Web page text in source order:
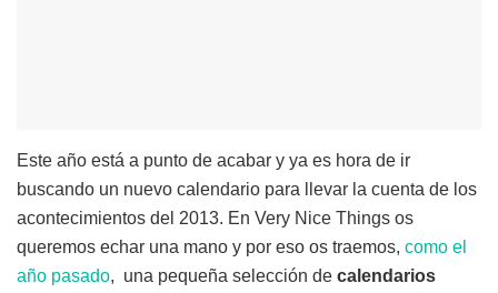
Este año está a punto de acabar y ya es hora de ir
buscando un nuevo calendario para llevar la cuenta de los
acontecimientos del 2013. En Very Nice Things os
queremos echar una mano y por eso os traemos, como el
año pasado, una pequeña selección de calendarios